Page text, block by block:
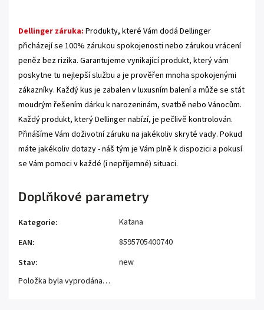
Dellinger záruka: Produkty, které Vám dodá Dellinger
přicházejí se 100% zárukou spokojenosti nebo zárukou vrácení
peněz bez rizika. Garantujeme vynikající produkt, který vám
poskytne tu nejlepší službu a je prověřen mnoha spokojenými
zákazníky. Každý kus je zabalen v luxusním balení a může se stát
moudrým řešením dárku k narozeninám, svatbě nebo Vánocům.
Každý produkt, který Dellinger nabízí, je pečlivě kontrolován.
Přinášíme Vám doživotní záruku na jakékoliv skryté vady. Pokud
máte jakékoliv dotazy - náš tým je Vám plně k dispozici a pokusí
se Vám pomoci v každé (i nepříjemné) situaci.
Doplňkové parametry
Kategorie:
Katana
EAN:
8595705400740
Stav:
new
Položka byla vyprodána…